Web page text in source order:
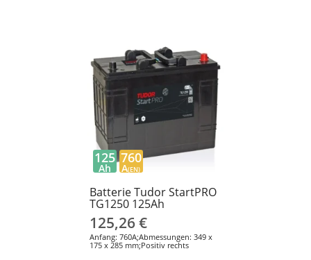
Batterie Tudor StartPRO
TG1250 125Ah
125,26 €
Anfang: 760A;Abmessungen: 349 x
175 x 285 mm;Positiv rechts
125
Ah
760
A(EN)